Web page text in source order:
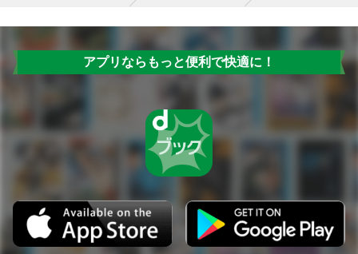
アプリならもっと便利で快適に！